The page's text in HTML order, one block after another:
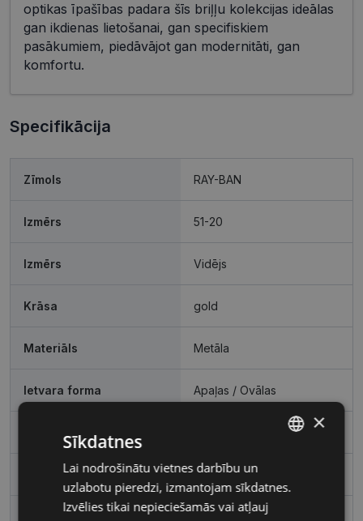
optikas īpašības padara šīs briļļu kolekcijas ideālas
gan ikdienas lietošanai, gan specifiskiem
pasākumiem, piedāvājot gan modernitāti, gan
komfortu.
Specifikācija
Zīmols RAY-BAN
Izmērs 51-20
Izmērs Vidējs
Krāsa gold
Materiāls Metāla
Ietvara forma Apaļas / Ovālas
Pircēju grupa
Lēcas platums, mm 51
RUSSIAN
×
Sīkdatnes
Lai nodrošinātu vietnes darbību un
uzlabotu pieredzi, izmantojam sīkdatnes.
Izvēlies tikai nepieciešamās vai atļauj